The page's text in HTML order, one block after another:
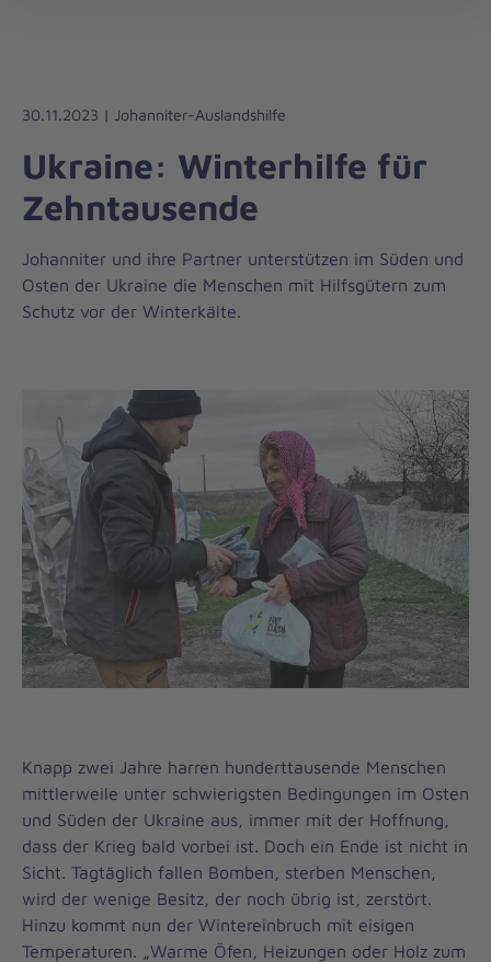
Liebe
Leben
30.11.2023 | Johanniter-Auslandshilfe
Ukraine: Winterhilfe für
Zehntausende
Johanniter und ihre Partner unterstützen im Süden und
Osten der Ukraine die Menschen mit Hilfsgütern zum
Schutz vor der Winterkälte.
Knapp zwei Jahre harren hunderttausende Menschen
mittlerweile unter schwierigsten Bedingungen im Osten
und Süden der Ukraine aus, immer mit der Hoffnung,
dass der Krieg bald vorbei ist. Doch ein Ende ist nicht in
Sicht. Tagtäglich fallen Bomben, sterben Menschen,
wird der wenige Besitz, der noch übrig ist, zerstört.
Hinzu kommt nun der Wintereinbruch mit eisigen
Temperaturen. „Warme Öfen, Heizungen oder Holz zum